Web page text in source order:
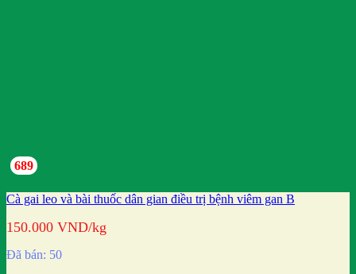
689
Cà gai leo và bài thuốc dân gian điều trị bệnh viêm gan B
150.000 VND/kg
Đã bán: 50